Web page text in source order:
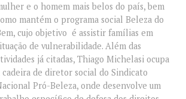
e o homem mais belos do país, bem
mantém o programa social Beleza do
cujo objetivo é assistir famílias em
de vulnerabilidade. Além das
já citadas, Thiago Michelasi ocupa
cadeira de diretor social do Sindicato
Pró-Beleza, onde desenvolve um